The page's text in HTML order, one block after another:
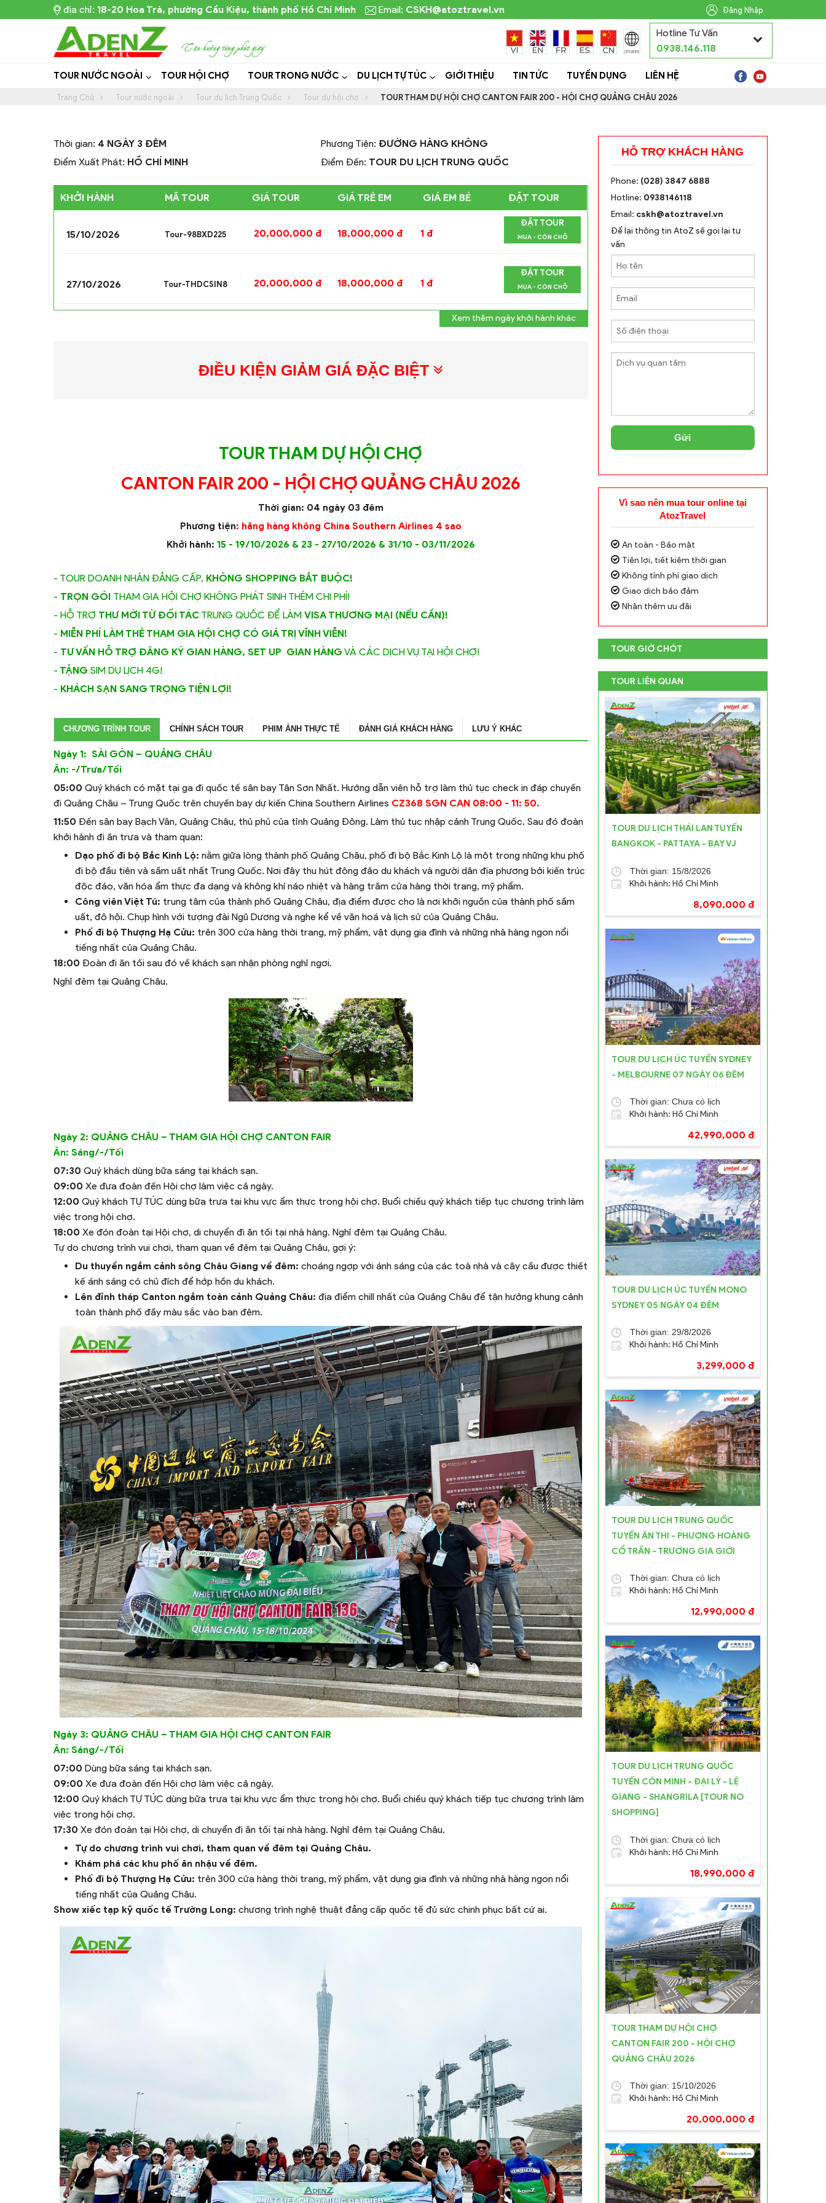
địa chỉ: 18-20 Hoa Trà, phường Cầu Kiệu, thành phố Hồ Chí Minh Email: CSKH@atoztravel.vn Đăng Nhập
Hotline Tư Vấn
0938.146.118
TOUR NƯỚC NGOÀI TOUR HỘI CHỢ TOUR TRONG NƯỚC DU LỊCH TỰ TÚC GIỚI THIỆU TIN TỨC TUYỂN DỤNG LIÊN HỆ
Trang Chủ Tour nước ngoài Tour du lịch Trung Quốc Tour dự hội chợ TOUR THAM DỰ HỘI CHỢ CANTON FAIR 200 - HỘI CHỢ QUẢNG CHÂU 2026
Thời gian: 4 NGÀY 3 ĐÊM
Điểm Xuất Phát: HỒ CHÍ MINH
Phương Tiện: ĐƯỜNG HÀNG KHÔNG
Điểm Đến: TOUR DU LỊCH TRUNG QUỐC
KHỞI HÀNH MÃ TOUR GIÁ TOUR GIÁ TRẺ EM GIÁ EM BÉ ĐẶT TOUR
15/10/2026 Tour-98BXD225 20,000,000 đ 18,000,000 đ 1 đ
ĐẶT TOUR
MUA - CÒN CHỖ
27/10/2026 Tour-THDCSIN8 20,000,000 đ 18,000,000 đ 1 đ
ĐẶT TOUR
MUA - CÒN CHỖ
Xem thêm ngày khởi hành khác
ĐIỀU KIỆN GIẢM GIÁ ĐẶC BIỆT
TOUR THAM DỰ HỘI CHỢ
CANTON FAIR 200 - HỘI CHỢ QUẢNG CHÂU 2026
Thời gian: 04 ngày 03 đêm
Phương tiện: hãng hàng không China Southern Airlines 4 sao
Khởi hành: 15 - 19/10/2026 & 23 - 27/10/2026 & 31/10 - 03/11/2026
- TOUR DOANH NHÂN ĐẲNG CẤP, KHÔNG SHOPPING BẮT BUỘC!
- TRỌN GÓI THAM GIA HỘI CHỢ KHÔNG PHÁT SINH THÊM CHI PHÍ!
- HỖ TRỢ THƯ MỜI TỪ ĐỐI TÁC TRUNG QUỐC ĐỂ LÀM VISA THƯƠNG MẠI (NẾU CẦN)!
- MIỄN PHÍ LÀM THẺ THAM GIA HỘI CHỢ CÓ GIÁ TRỊ VĨNH VIỄN!
- TƯ VẤN HỖ TRỢ ĐĂNG KÝ GIAN HÀNG, SET UP GIAN HÀNG VÀ CÁC DỊCH VỤ TẠI HỘI CHỢ!
- TẶNG SIM DU LỊCH 4G!
- KHÁCH SẠN SANG TRỌNG TIỆN LỢI!
CHƯƠNG TRÌNH TOUR CHÍNH SÁCH TOUR PHIM ẢNH THỰC TẾ ĐÁNH GIÁ KHÁCH HÀNG LƯU Ý KHÁC
Ngày 1: SÀI GÒN – QUẢNG CHÂU
Ăn: -/Trưa/Tối
05:00 Quý khách có mặt tại ga đi quốc tế sân bay Tân Sơn Nhất. Hướng dẫn viên hỗ trợ làm thủ tục check in đáp chuyến
đi Quảng Châu – Trung Quốc trên chuyến bay dự kiến China Southern Airlines CZ368 SGN CAN 08:00 - 11: 50.
11:50 Đến sân bay Bạch Vân, Quảng Châu, thủ phủ của tỉnh Quảng Đông. Làm thủ tục nhập cảnh Trung Quốc. Sau đó đoàn
khởi hành đi ăn trưa và tham quan:
Dạo phố đi bộ Bắc Kinh Lộ: nằm giữa lòng thành phố Quảng Châu, phố đi bộ Bắc Kinh Lộ là một trong những khu phố
đi bộ đầu tiên và sầm uất nhất Trung Quốc. Nơi đây thu hút đông đảo du khách và người dân địa phương bởi kiến trúc
độc đáo, văn hóa ẩm thực đa dạng và không khí náo nhiệt và hàng trăm cửa hàng thời trang, mỹ phẩm.
Công viên Việt Tú: trung tâm của thành phố Quảng Châu, địa điểm được cho là nơi khởi nguồn của thành phố sầm
uất, đô hội. Chụp hình với tượng đài Ngũ Dương và nghe kể về văn hoá và lịch sử của Quảng Châu.
Phố đi bộ Thượng Hạ Cửu: trên 300 cửa hàng thời trang, mỹ phẩm, vật dụng gia đình và những nhà hàng ngon nổi
tiếng nhất của Quảng Châu.
18:00 Đoàn đi ăn tối sau đó về khách sạn nhận phòng nghỉ ngơi.
Nghỉ đêm tại Quảng Châu.
Ngày 2: QUẢNG CHÂU – THAM GIA HỘI CHỢ CANTON FAIR
Ăn: Sáng/-/Tối
Quý khách dùng bữa sáng tại khách sạn.
09:00Xe đưa đoàn đến Hội chợ làm việc cả ngày.
12:00Quý khách TỰ TÚC dùng bữa trưa tại khu vực ẩm thực trong hội chợ. Buổi chiều quý khách tiếp tục chương trình làm
việc trong hội chợ.
18:00Xe đón đoàn tại Hội chợ, di chuyển đi ăn tối tại nhà hàng. Nghỉ đêm tại Quảng Châu.
Tự do chương trình vui chơi, tham quan về đêm tại Quảng Châu, gợi ý:
Du thuyền ngắm cảnh sông Châu Giang về đêm:choáng ngợp với ánh sáng của các toà nhà và cây cầu được thiết
kế ánh sáng có chủ đích để hớp hồn du khách.
Lên đỉnh tháp Canton ngắm toàn cảnh Quảng Châu:địa điểm chill nhất của Quảng Châu để tận hưởng khung cảnh
toàn thành phố đầy màu sắc vào ban đêm.
Ngày 3: QUẢNG CHÂU – THAM GIA HỘI CHỢ CANTON FAIR
Ăn: Sáng/-/Tối
Quý khách TỰ TÚC dùng bữa trưa tại khu vực ẩm thực trong hội chợ. Buổi chiều quý khách tiếp tục chương trình làm
Xe đón đoàn tại Hội chợ, di chuyển đi ăn tối tại nhà hàng. Nghỉ đêm tại Quảng Châu.
Tự do chương trình vui chơi, tham quan về đêm tại Quảng Châu.
trên 300 cửa hàng thời trang, mỹ phẩm, vật dụng gia đình và những nhà hàng ngon nổi
Show xiếc tạp kỹ quốc tế Trường Long:
chương trình nghệ thuật đẳng cấp quốc tế đủ sức chinh phục bất cứ ai.
HỖ TRỢ KHÁCH HÀNG
Phone: (028) 3847 6888
Hotline: 0938146118
Email: cskh@atoztravel.vn
Để lại thông tin AtoZ sẽ gọi lại tư
vấn
Gửi
Vì sao nên mua tour online tại
AtozTravel
An toàn - Bảo mật
Tiện lợi, tiết kiệm thời gian
Không tính phí giao dịch
Giao dịch bảo đảm
Nhận thêm ưu đãi
TOUR GIỜ CHÓT
TOUR LIÊN QUAN
TOUR DU LỊCH THÁI LAN TUYẾN
BANGKOK - PATTAYA - BAY VJ
Thời gian: 15/8/2026
Khởi hành: Hồ Chí Minh
8,090,000 đ
TOUR DU LỊCH ÚC TUYẾN SYDNEY
- MELBOURNE 07 NGÀY 06 ĐÊM
Thời gian: Chưa có lịch
Khởi hành: Hồ Chí Minh
42,990,000 đ
TOUR DU LỊCH ÚC TUYẾN MONO
SYDNEY 05 NGÀY 04 ĐÊM
Thời gian: 29/8/2026
Khởi hành: Hồ Chí Minh
3,299,000 đ
TOUR DU LỊCH TRUNG QUỐC
TUYẾN ÂN THI - PHƯỢNG HOÀNG
CỔ TRẤN - TRƯƠNG GIA GIỚI
Thời gian: Chưa có lịch
Khởi hành: Hồ Chí Minh
12,990,000 đ
TOUR DU LỊCH TRUNG QUỐC
TUYẾN CÔN MINH - ĐẠI LÝ - LỆ
GIANG - SHANGRILA [TOUR NO
SHOPPING]
Thời gian: Chưa có lịch
Khởi hành: Hồ Chí Minh
18,990,000 đ
TOUR THAM DỰ HỘI CHỢ
CANTON FAIR 200 - HỘI CHỢ
QUẢNG CHÂU 2026
Thời gian: 15/10/2026
Khởi hành: Hồ Chí Minh
20,000,000 đ